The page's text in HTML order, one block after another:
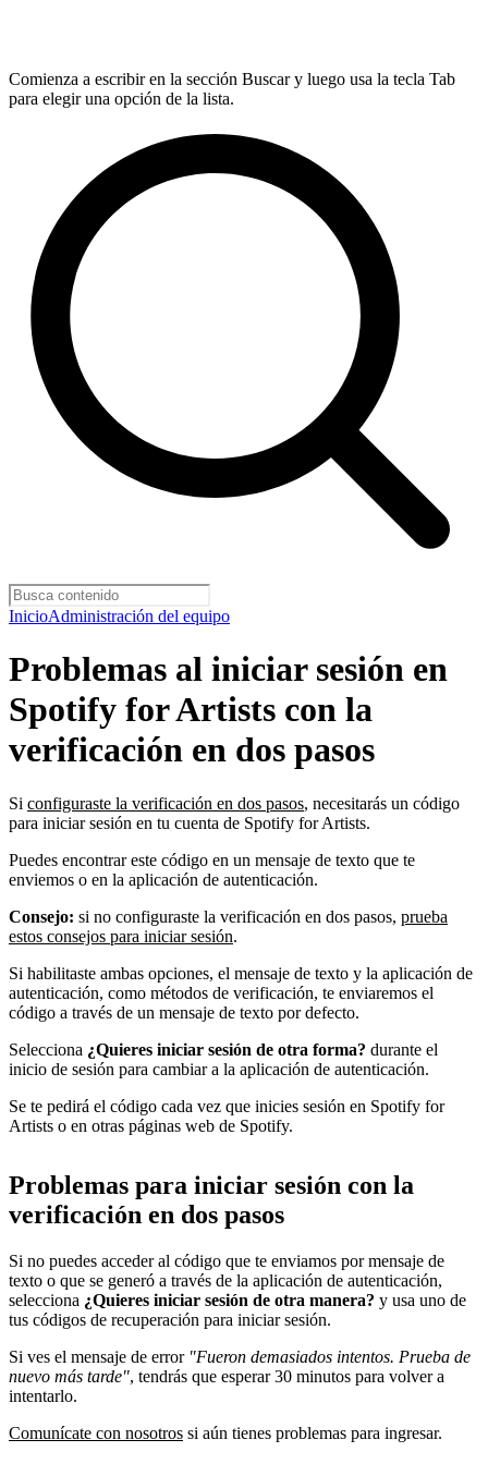
Comienza a escribir en la sección Buscar y luego usa la tecla Tab
para elegir una opción de la lista.
InicioAdministración del equipo
Problemas al iniciar sesión en
Spotify for Artists con la
verificación en dos pasos
Si configuraste la verificación en dos pasos, necesitarás un código
para iniciar sesión en tu cuenta de Spotify for Artists.
Puedes encontrar este código en un mensaje de texto que te
enviemos o en la aplicación de autenticación.
Consejo: si no configuraste la verificación en dos pasos, prueba
estos consejos para iniciar sesión.
Si habilitaste ambas opciones, el mensaje de texto y la aplicación de
autenticación, como métodos de verificación, te enviaremos el
código a través de un mensaje de texto por defecto.
Selecciona ¿Quieres iniciar sesión de otra forma? durante el
inicio de sesión para cambiar a la aplicación de autenticación.
Se te pedirá el código cada vez que inicies sesión en Spotify for
Artists o en otras páginas web de Spotify.
Problemas para iniciar sesión con la
verificación en dos pasos
Si no puedes acceder al código que te enviamos por mensaje de
texto o que se generó a través de la aplicación de autenticación,
selecciona ¿Quieres iniciar sesión de otra manera? y usa uno de
tus códigos de recuperación para iniciar sesión.
Si ves el mensaje de error "Fueron demasiados intentos. Prueba de
nuevo más tarde", tendrás que esperar 30 minutos para volver a
intentarlo.
Comunícate con nosotros si aún tienes problemas para ingresar.